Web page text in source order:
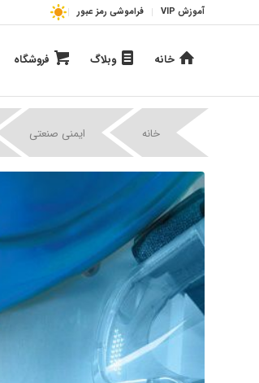
آموزش VIP فراموشی رمز عبور
خانه وبلاگ فروشگاه
خانه ایمنی صنعتی |